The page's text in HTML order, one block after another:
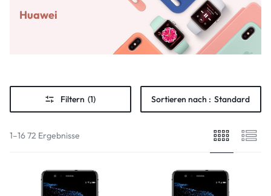
Huawei
Filtern (1) Sortieren nach : Standard
1–16 72 Ergebnisse